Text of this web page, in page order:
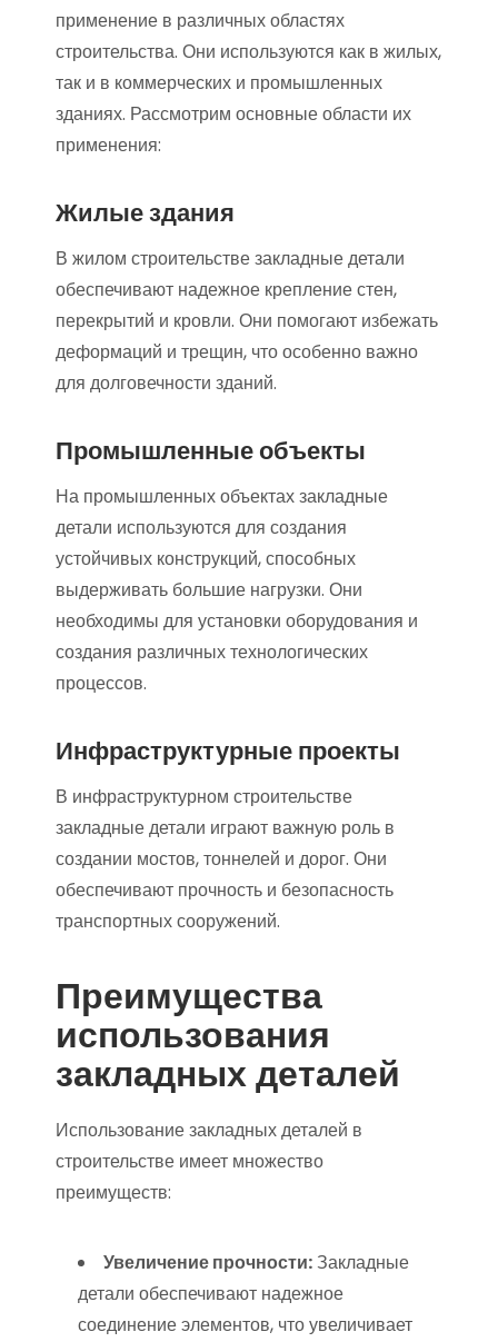
применение в различных областях
строительства. Они используются как в жилых,
так и в коммерческих и промышленных
зданиях. Рассмотрим основные области их
применения:
Жилые здания
В жилом строительстве закладные детали
обеспечивают надежное крепление стен,
перекрытий и кровли. Они помогают избежать
деформаций и трещин, что особенно важно
для долговечности зданий.
Промышленные объекты
На промышленных объектах закладные
детали используются для создания
устойчивых конструкций, способных
выдерживать большие нагрузки. Они
необходимы для установки оборудования и
создания различных технологических
процессов.
Инфраструктурные проекты
В инфраструктурном строительстве
закладные детали играют важную роль в
создании мостов, тоннелей и дорог. Они
обеспечивают прочность и безопасность
транспортных сооружений.
Преимущества
использования
закладных деталей
Использование закладных деталей в
строительстве имеет множество
преимуществ:
Увеличение прочности:Закладные
детали обеспечивают надежное
соединение элементов, что увеличивает